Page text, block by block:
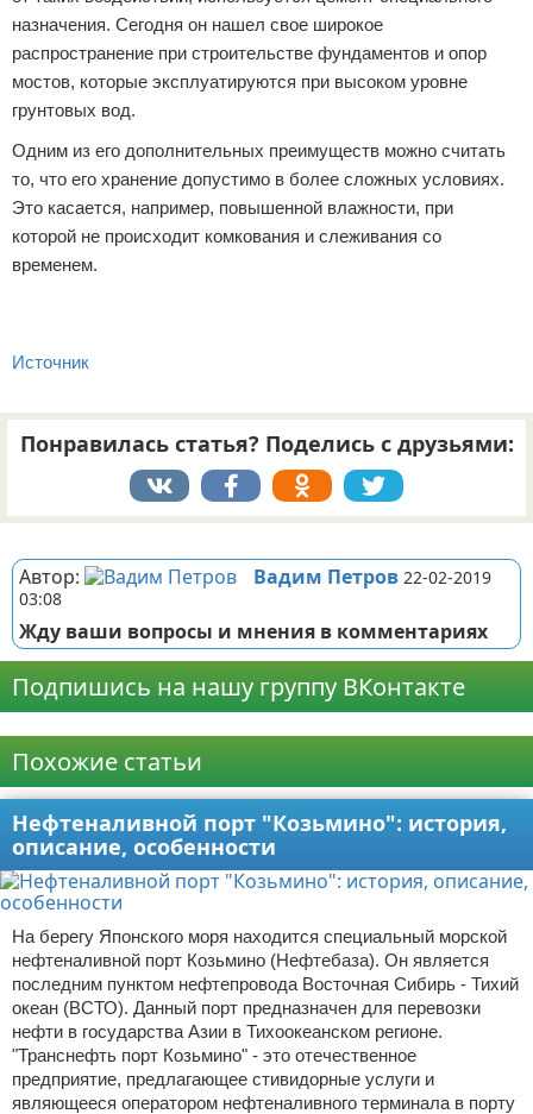
назначения. Сегодня он нашел свое широкое
распространение при строительстве фундаментов и опор
мостов, которые эксплуатируются при высоком уровне
грунтовых вод.
Одним из его дополнительных преимуществ можно считать
то, что его хранение допустимо в более сложных условиях.
Это касается, например, повышенной влажности, при
которой не происходит комкования и слеживания со
временем.
Источник
Понравилась статья? Поделись с друзьями:
Автор: Вадим Петров 22-02-2019
03:08
Жду ваши вопросы и мнения в комментариях
Подпишись на нашу группу ВКонтакте
Похожие статьи
Нефтеналивной порт "Козьмино": история,
описание, особенности
На берегу Японского моря находится специальный морской
нефтеналивной порт Козьмино (Нефтебаза). Он является
последним пунктом нефтепровода Восточная Сибирь - Тихий
океан (ВСТО). Данный порт предназначен для перевозки
нефти в государства Азии в Тихоокеанском регионе.
"Транснефть порт Козьмино" - это отечественное
предприятие, предлагающее стивидорные услуги и
являющееся оператором нефтеналивного терминала в порту